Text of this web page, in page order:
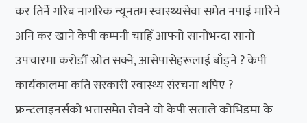
कर तिर्ने गरिब नागरिक न्यूनतम स्वास्थ्यसेवा समेत नपाई मारिने
अनि कर खाने केपी कम्पनी चाहिँ आफ्नो सानोभन्दा सानो
उपचारमा करोडौँ स्रोत सक्ने, आसेपासेहरूलाई बाँड्ने ? केपी
कार्यकालमा कति सरकारी स्वास्थ्य संरचना थपिए ?
फ्रन्टलाइनर्सको भत्तासमेत रोक्ने यो केपी सत्ताले कोभिडमा के